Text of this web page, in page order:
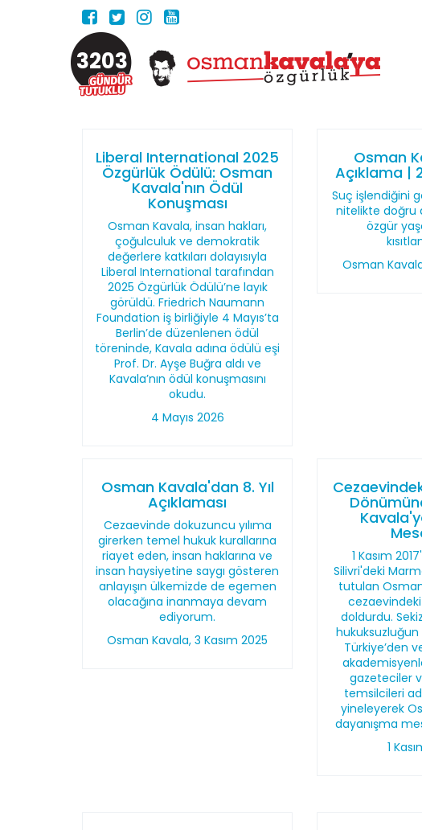
3203
Liberal International 2025
Özgürlük Ödülü: Osman
Kavala'nın Ödül
Konuşması
Osman Kavala, insan hakları,
çoğulculuk ve demokratik
değerlere katkıları dolayısıyla
Liberal International tarafından
2025 Özgürlük Ödülü’ne layık
görüldü. Friedrich Naumann
Foundation iş birliğiyle 4 Mayıs’ta
Berlin’de düzenlenen ödül
töreninde, Kavala adına ödülü eşi
Prof. Dr. Ayşe Buğra aldı ve
Kavala’nın ödül konuşmasını
okudu.
4 Mayıs 2026
Osman
Açıklama |
Suç işlendiğini
nitelikte doğru
özgür
Osman
Osman Kavala'dan 8. Yıl
Açıklaması
Cezaevinde dokuzuncu yılıma
girerken temel hukuk kurallarına
riayet eden, insan haklarına ve
insan haysiyetine saygı gösteren
anlayışın ülkemizde de egemen
olacağına inanmaya devam
ediyorum.
Osman Kavala, 3 Kasım 2025
1 Kasım
Silivri'deki
tutulan
cezaevindeki
doldurdu.
Türkiye’den
gazeteciler
temsilcileri
yineleyerek
dayanışma
1